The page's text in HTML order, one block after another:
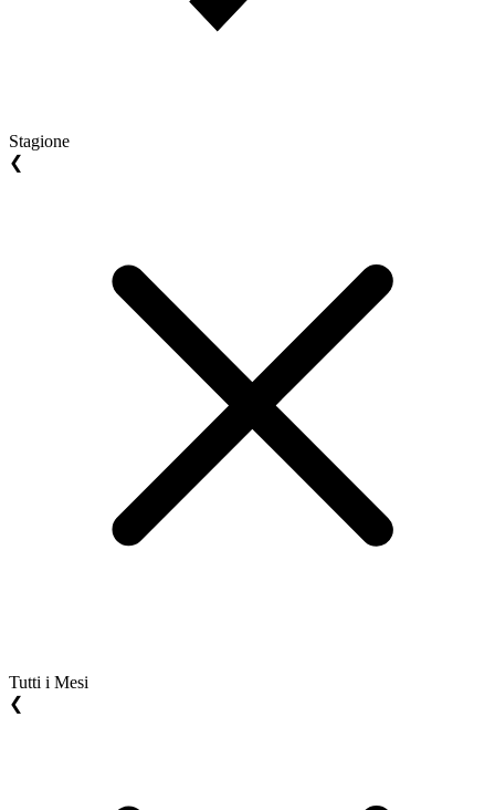
Stagione
❮
Tutti i Mesi
❮